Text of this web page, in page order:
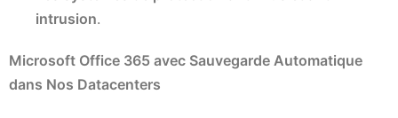
intrusion.
Microsoft Office 365 avec Sauvegarde Automatique
dans Nos Datacenters